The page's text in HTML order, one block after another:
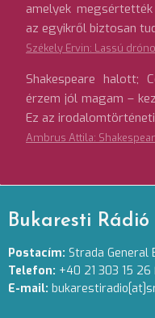
amelyek
az egyikről biztosan
Székely Ervin: Lassú
Shakespeare halott;
érzem jól magam –
Ez az
Ambrus Attila:
Bukaresti Rádió
Postacím: Strada General
Telefon: +40 21 303 15
E-mail: